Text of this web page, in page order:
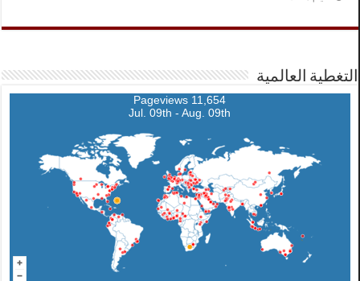
التغطية العالمية
11,654 Pageviews
Jul. 09th - Aug. 09th